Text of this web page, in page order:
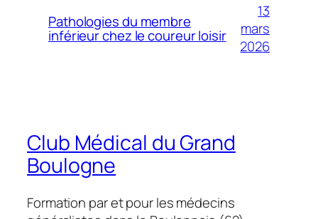
Pathologies du membre
inférieur chez le coureur loisir
13
mars
2026
Club Médical du Grand
Boulogne
Formation par et pour les médecins